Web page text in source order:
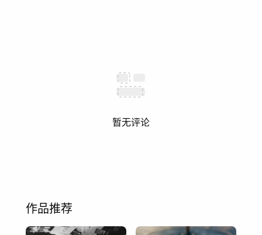
暂无评论
作品推荐